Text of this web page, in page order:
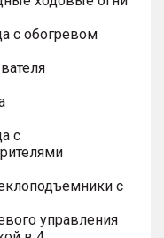
с обогревом
с
с
управления